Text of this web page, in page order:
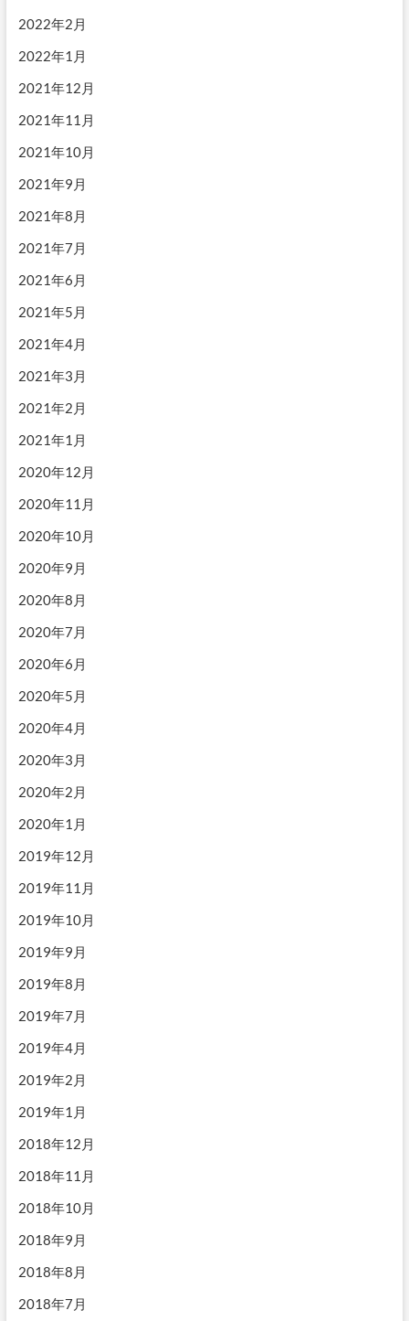
2022年2月
2022年1月
2021年12月
2021年11月
2021年10月
2021年9月
2021年8月
2021年7月
2021年6月
2021年5月
2021年4月
2021年3月
2021年2月
2021年1月
2020年12月
2020年11月
2020年10月
2020年9月
2020年8月
2020年7月
2020年6月
2020年5月
2020年4月
2020年3月
2020年2月
2020年1月
2019年12月
2019年11月
2019年10月
2019年9月
2019年8月
2019年7月
2019年4月
2019年2月
2019年1月
2018年12月
2018年11月
2018年10月
2018年9月
2018年8月
2018年7月